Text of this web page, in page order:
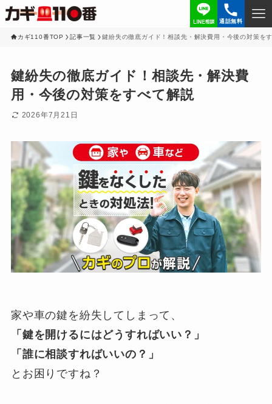
通話無料
カギ110番TOP 記事一覧 鍵紛失の徹底ガイド！相談先・解決費用・今後の対策を
鍵紛失の徹底ガイド！相談先・解決費
用・今後の対策をすべて解説
2026年7月21日
家や車の鍵を紛失してしまって、
「鍵を開けるにはどうすればいい？」
「誰に相談すればいいの？」
とお困りですね？